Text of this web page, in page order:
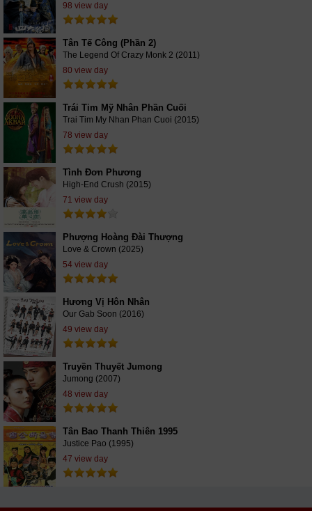
98 view day
Tân Tế Công (Phần 2)
The Legend Of Crazy Monk 2 (2011)
80 view day
Trái Tim Mỹ Nhân Phần Cuối
Trai Tim My Nhan Phan Cuoi (2015)
78 view day
Tình Đơn Phương
High-End Crush (2015)
71 view day
Phượng Hoàng Đài Thượng
Love & Crown (2025)
54 view day
Hương Vị Hôn Nhân
Our Gab Soon (2016)
49 view day
Truyền Thuyết Jumong
Jumong (2007)
48 view day
Tân Bao Thanh Thiên 1995
Justice Pao (1995)
47 view day